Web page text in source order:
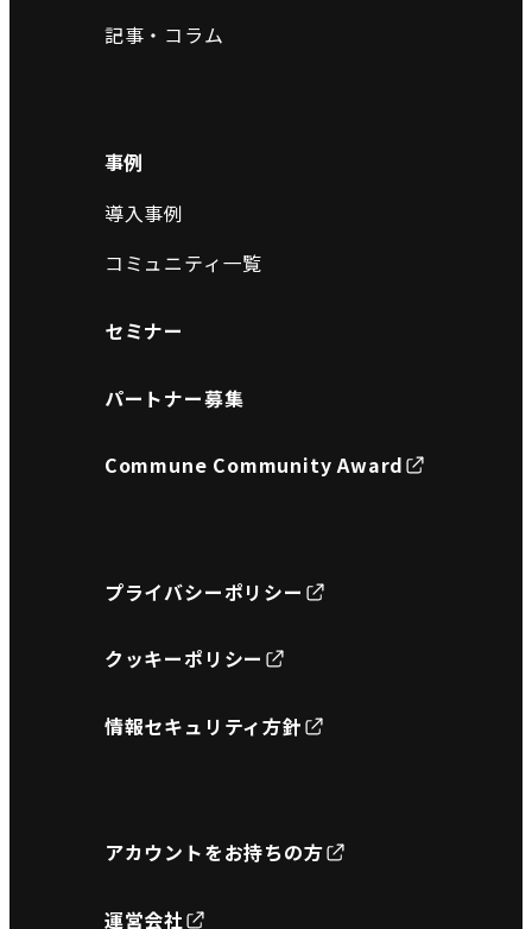
記事・コラム
事例
導入事例
コミュニティ一覧
セミナー
パートナー募集
Commune Community Award
プライバシーポリシー
クッキーポリシー
情報セキュリティ方針
アカウントをお持ちの方
運営会社